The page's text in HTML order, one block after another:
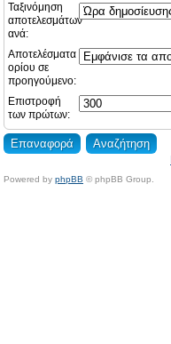
Ταξινόμηση
αποτελεσμάτων
ανά:
Αποτελέσματα
ορίου σε
προηγούμενο:
Επιστροφή
των πρώτων:
Powered by phpBB © phpBB Group.